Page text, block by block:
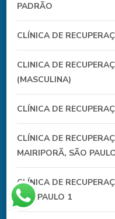
PADRÃO
CLÍNICA DE
CLINICA DE
(MASCULINA)
CLÍNICA DE
CLÍNICA DE
MAIRIPORÃ, SÃO
CLÍNICA DE
SÃO PAULO 1